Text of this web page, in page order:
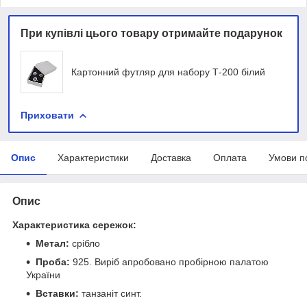
При купівлі цього товару отримайте подарунок
Картонний футляр для набору Т-200 білий
Приховати
Опис Характеристики Доставка Оплата Умови
Опис
Характеристика сережок:
Метал: срібло
Проба: 925. Виріб апробовано пробірною палатою
України
Вставки: танзаніт синт.